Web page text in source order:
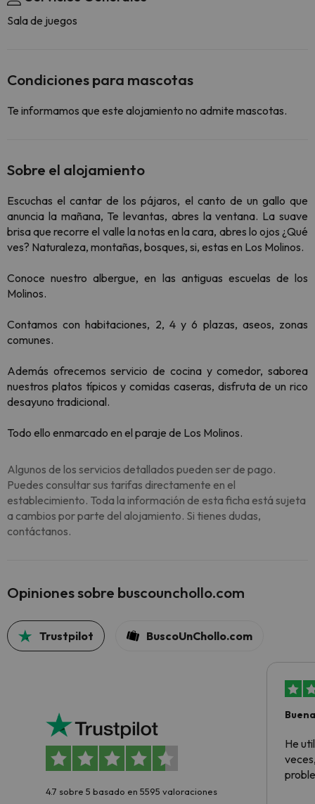
Sala de juegos
Condiciones para mascotas
Te informamos que este alojamiento no admite mascotas.
Sobre el alojamiento
Escuchas el cantar de los pájaros, el canto de un gallo que
anuncia la mañana, Te levantas, abres la ventana. La suave
brisa que recorre el valle la notas en la cara, abres lo ojos ¿Qué
ves? Naturaleza, montañas, bosques, si, estas en Los Molinos.
Conoce nuestro albergue, en las antiguas escuelas de los
Molinos.
Contamos con habitaciones, 2, 4 y 6 plazas, aseos, zonas
comunes.
Además ofrecemos servicio de cocina y comedor, saborea
nuestros platos típicos y comidas caseras, disfruta de un rico
desayuno tradicional.
Todo ello enmarcado en el paraje de Los Molinos.
Algunos de los servicios detallados pueden ser de pago.
Puedes consultar sus tarifas directamente en el
establecimiento. Toda la información de esta ficha está sujeta
a cambios por parte del alojamiento. Si tienes dudas,
contáctanos.
Opiniones sobre buscounchollo.com
Trustpilot BuscoUnChollo.com
4.7 sobre 5 basado en 5595 valoraciones
He